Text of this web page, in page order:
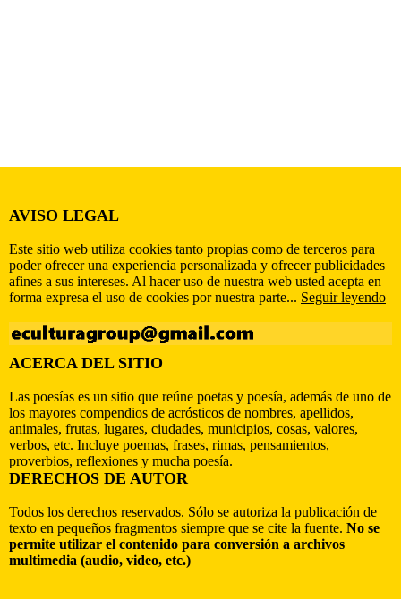
AVISO LEGAL
Este sitio web utiliza cookies tanto propias como de terceros para
poder ofrecer una experiencia personalizada y ofrecer publicidades
afines a sus intereses. Al hacer uso de nuestra web usted acepta en
forma expresa el uso de cookies por nuestra parte... Seguir leyendo
ACERCA DEL SITIO
Las poesías es un sitio que reúne poetas y poesía, además de uno de
los mayores compendios de acrósticos de nombres, apellidos,
animales, frutas, lugares, ciudades, municipios, cosas, valores,
verbos, etc. Incluye poemas, frases, rimas, pensamientos,
proverbios, reflexiones y mucha poesía.
DERECHOS DE AUTOR
Todos los derechos reservados. Sólo se autoriza la publicación de
texto en pequeños fragmentos siempre que se cite la fuente. No se
permite utilizar el contenido para conversión a archivos
multimedia (audio, video, etc.)